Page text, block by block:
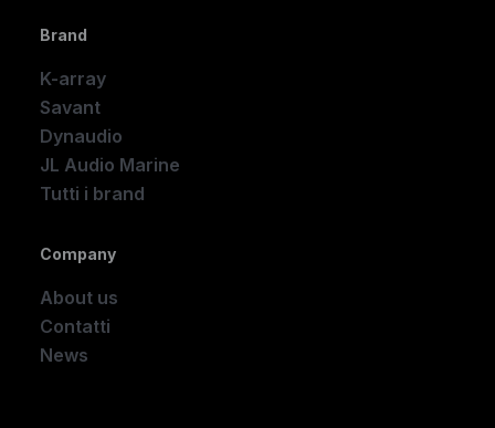
Brand
K-array
Savant
Dynaudio
JL Audio Marine
Tutti i brand
Company
About us
Contatti
News